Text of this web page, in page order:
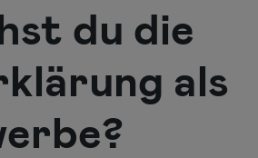
du die
als